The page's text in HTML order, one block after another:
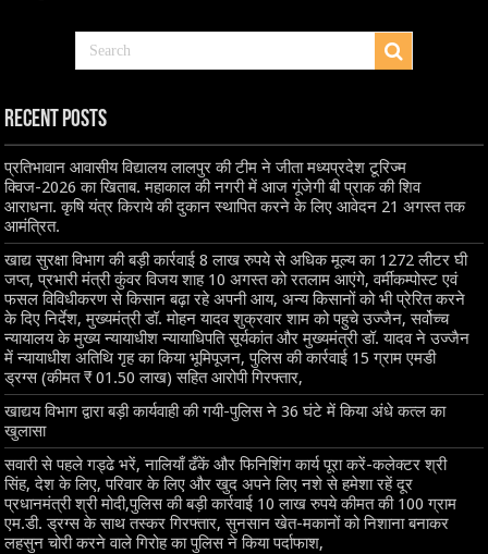
Recent Posts
प्रतिभावान आवासीय विद्यालय लालपुर की टीम ने जीता मध्यप्रदेश टूरिज्म
क्विज-2026 का खिताब. महाकाल की नगरी में आज गूंजेगी बी प्राक की शिव
आराधना. कृषि यंत्र किराये की दुकान स्थापित करने के लिए आवेदन 21 अगस्त तक
आमंत्रित.
खाद्य सुरक्षा विभाग की बड़ी कार्रवाई 8 लाख रुपये से अधिक मूल्य का 1272 लीटर घी
जप्त, प्रभारी मंत्री कुंवर विजय शाह 10 अगस्त को रतलाम आएंगे, वर्मीकम्पोस्ट एवं
फसल विविधीकरण से किसान बढ़ा रहे अपनी आय, अन्य किसानों को भी प्रेरित करने
के दिए निर्देश, मुख्यमंत्री डॉ. मोहन यादव शुक्रवार शाम को पहुचे उज्जैन, सर्वोच्च
न्यायालय के मुख्‍य न्‍यायाधीश न्यायाधिपति सूर्यकांत और मुख्यमंत्री डॉ. यादव ने उज्जैन
में न्यायाधीश अतिथि गृह का किया भूमिपूजन, पुलिस की कार्रवाई 15 ग्राम एमडी
ड्रग्स (कीमत ₹ 01.50 लाख) सहित आरोपी गिरफ्तार,
खाद्यय विभाग द्वारा बड़ी कार्यवाही की गयी-पुलिस ने 36 घंटे में किया अंधे कत्ल का
खुलासा
सवारी से पहले गड्ढे भरें, नालियाँ ढँकें और फिनिशिंग कार्य पूरा करें-कलेक्टर श्री
सिंह, देश के लिए, परिवार के लिए और खुद अपने लिए नशे से हमेशा रहें दूर
प्रधानमंत्री श्री मोदी,पुलिस की बड़ी कार्रवाई 10 लाख रुपये कीमत की 100 ग्राम
एम.डी. ड्रग्स के साथ तस्कर गिरफ्तार, सुनसान खेत-मकानों को निशाना बनाकर
लहसुन चोरी करने वाले गिरोह का पुलिस ने किया पर्दाफाश,